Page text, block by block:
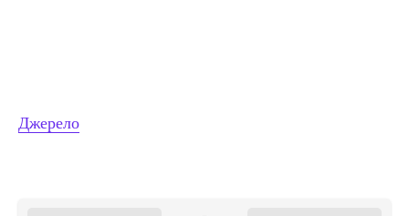
Джерело